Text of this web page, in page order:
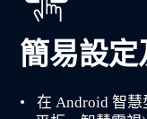
簡易設定
在 Android 智慧